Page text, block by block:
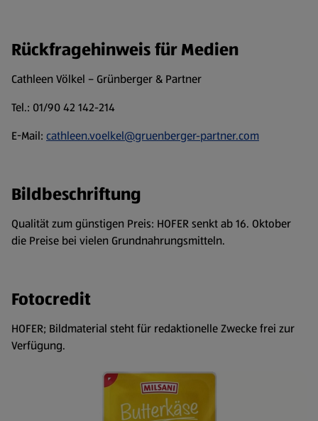
Rückfragehinweis für Medien
Cathleen Völkel – Grünberger & Partner
Tel.: 01/90 42 142-214
E-Mail: cathleen.voelkel@gruenberger-partner.com
Bildbeschriftung
Qualität zum günstigen Preis: HOFER senkt ab 16. Oktober
die Preise bei vielen Grundnahrungsmitteln.
Fotocredit
HOFER; Bildmaterial steht für redaktionelle Zwecke frei zur
Verfügung.